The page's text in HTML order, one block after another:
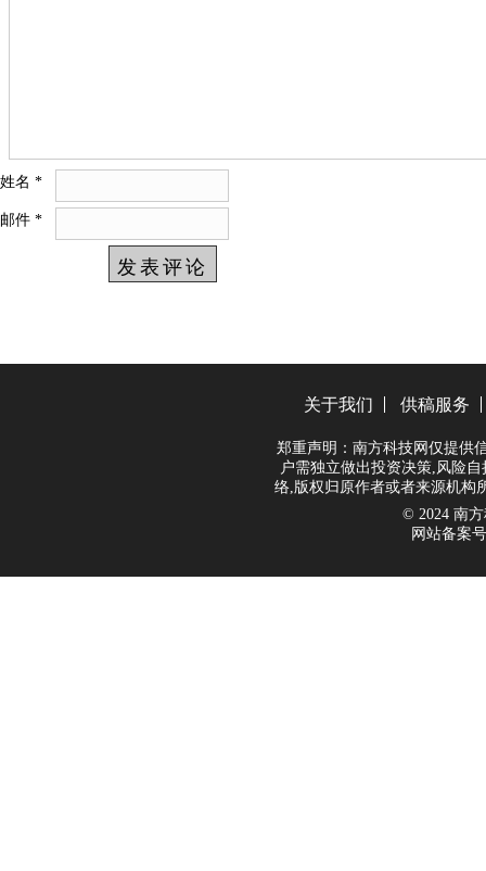
姓名 *
邮件 *
关于我们 供稿服务
郑重声明：南方科技网仅提供
户需独立做出投资决策,风险
络,版权归原作者或者来源机构
© 2024 南方
网站备案